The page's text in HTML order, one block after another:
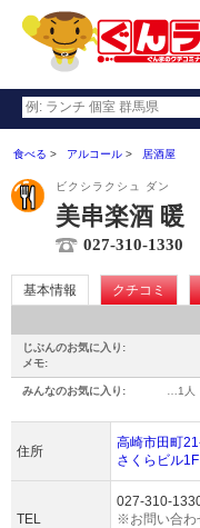
食べる アルコール 居酒屋
ビクシラクシュ ダン
美串楽酒 暖
027-310-1330
基本情報 クチコミ
じぶんのお気に入り:
メモ:
みんなのお気に入り: 1人
住所
高崎市田町
さくらビル1F
TEL
027-310-
※お問い合わ